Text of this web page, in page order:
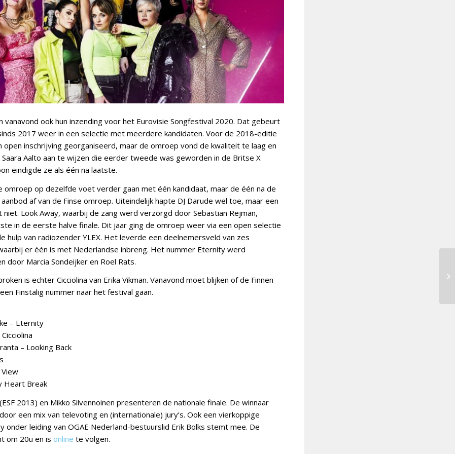
vanavond ook hun inzending voor het Eurovisie Songfestival 2020. Dat gebeurt
2017 weer in een selectie met meerdere kandidaten. Voor de 2018-editie
open inschrijving georganiseerd, maar de omroep vond de kwaliteit te laag en
Aalto aan te wijzen die eerder tweede was geworden in de Britse X
eindigde ze als één na laatste.
omroep op dezelfde voet verder gaan met één kandidaat, maar de één na de
af van de Finse omroep. Uiteindelijk hapte DJ Darude wel toe, maar een
niet. Look Away, waarbij de zang werd verzorgd door Sebastian Rejman,
in de eerste halve finale. Dit jaar ging de omroep weer via een open selectie
hulp van radiozender YLEX. Het leverde een deelnemersveld van zes
er één is met Nederlandse inbreng. Het nummer Eternity werd
door Marcia Sondeijker en Roel Rats.
is echter Cicciolina van Erika Vikman. Vanavond moet blijken of de Finnen
Finstalig nummer naar het festival gaan.
– Eternity
– Looking Back
Heart Break
2013) en Mikko Silvennoinen presenteren de nationale finale. De winnaar
een mix van televoting en (internationale) jury’s. Ook een vierkoppige
onder leiding van OGAE Nederland-bestuurslid Erik Bolks stemt mee. De
om 20u en is online te volgen.